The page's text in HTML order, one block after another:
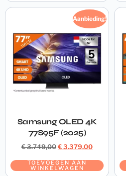
Aanbieding!
Samsung OLED 4K
77S95F (2025)
€3.749,00€3.379,00
TOEVOEGEN AAN
WINKELWAGEN